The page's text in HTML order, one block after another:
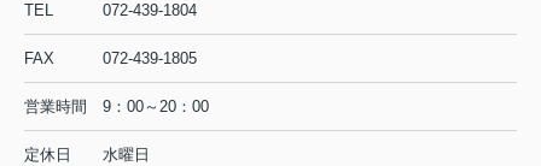
TEL 072-439-1804
FAX 072-439-1805
営業時間 9：00～20：00
定休日 水曜日